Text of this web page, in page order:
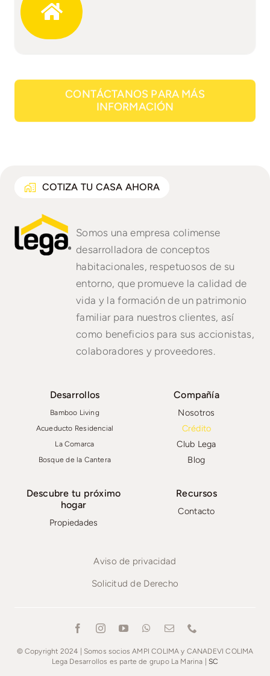
CONTÁCTANOS PARA MÁS
INFORMACIÓN
COTIZA TU CASA AHORA
Somos una empresa colimense
desarrolladora de conceptos
habitacionales, respetuosos de su
entorno, que promueve la calidad de
vida y la formación de un patrimonio
familiar para nuestros clientes, así
como beneficios para sus accionistas,
colaboradores y proveedores.
Compañía
Nosotros
Crédito
Club Lega
Blog
Desarrollos
Bamboo Living
Acueducto Residencial
La Comarca
Bosque de la Cantera
Descubre tu próximo
hogar
Propiedades
Recursos
Contacto
Aviso de privacidad
Solicitud de Derecho
© Copyright 2024 | Somos socios AMPI COLIMA y CANADEVI COLIMA
Lega Desarrollos es parte de grupo La Marina |SC